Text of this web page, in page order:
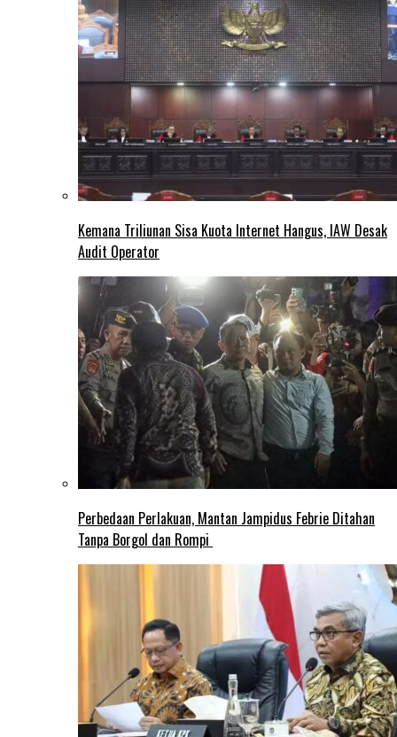
Kemana Triliunan Sisa Kuota Internet Hangus, IAW Desak
Audit Operator
Perbedaan Perlakuan, Mantan Jampidus Febrie Ditahan
Tanpa Borgol dan Rompi